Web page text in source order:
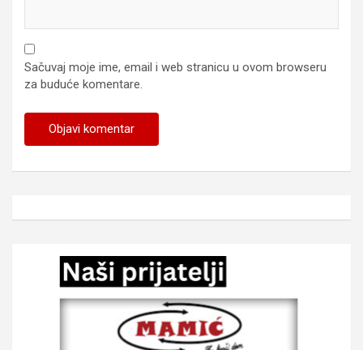
Sačuvaj moje ime, email i web stranicu u ovom browseru
za buduće komentare.